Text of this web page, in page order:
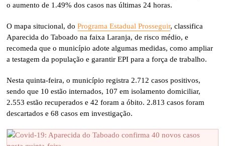
o aumento de 1.49% dos casos nas últimas 24 horas.
O mapa situcional, doPrograma Estadual Prosseguir, classifica
Aparecida do Taboado na faixa Laranja, de risco médio, e
recomeda que o município adote algumas medidas, como ampliar
a testagem da população e garantir EPI para a força de trabalho.
Nesta quinta-feira, o município registra 2.712 casos positivos,
sendo que 10 estão internados, 107 em isolamento domiciliar,
2.553 estão recuperados e 42 foram a óbito. 2.813 casos foram
descartados e 68 casos em investigação.